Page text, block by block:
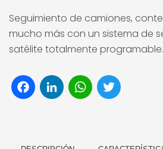
Seguimiento de camiones,
mucho más con un sistema de
satélite totalmente programable.
Facebook
LinkedIn